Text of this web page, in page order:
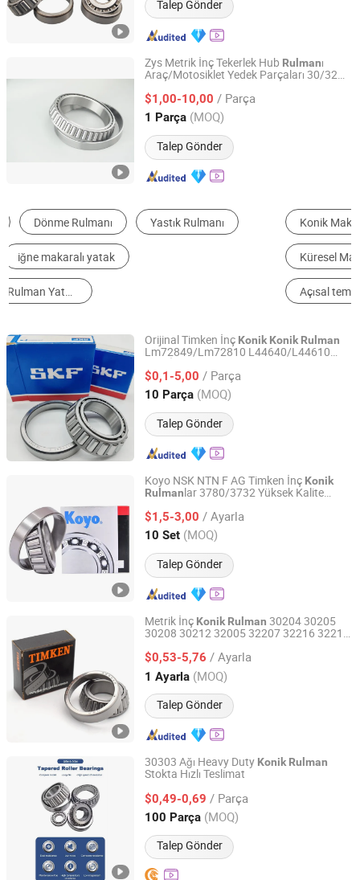
Talep Gönder
Zys Metrik İnç Tekerlek Hub Rulmanı
Araç/Motosiklet Yedek Parçaları 30/32
Devirli Değirmen Endüstrisi için
$1,00-10,00 / Parça
1 Parça (MOQ)
Talep Gönder
Luoyang Bearing Research Institute Co., Ltd.
Henan, China Fiyat 2025
Konik Makaralı Rulman
Derin Yuva Bilyalı Rulman
Orijinal Timken İnç Konik Konik Rulman
Lm72849/Lm72810 L44640/L44610
$0,1-5,00 / Parça
10 Parça (MOQ)
Talep Gönder
Shandong SQY Bearing Co., Ltd
Shandong, China Fiyat 2024
Koyo NSK NTN F AG Timken İnç Konik
Rulmanlar 3780/3732 Yüksek Kalite
Rodamiento
$1,5-3,00 / Ayarla
10 Set (MOQ)
Talep Gönder
Huhai Bearing Manufacturing (Shandong Province) Co.,
Ltd.
Shandong, China Fiyat 2025
Metrik İnç Konik Rulman 30204 30205
30208 30212 32005 32207 32216 32217
Koyo Kataloğu içinKonik
$0,53-5,76 / Ayarla
1 Ayarla (MOQ)
Talep Gönder
Shandong Wanyu Precision Bearing Group Co. , Ltd.
Shandong, China Fiyat 2020
30303 Ağı Heavy Duty Konik Rulman
Stokta Hızlı Teslimat
$0,49-0,69 / Parça
100 Parça (MOQ)
Talep Gönder
Liaocheng Supu Bearing Co., Ltd.
Shandong, China Fiyat 2026